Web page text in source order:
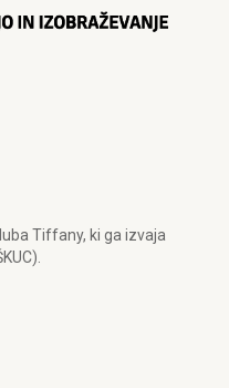
Tiffany, ki ga izvaja